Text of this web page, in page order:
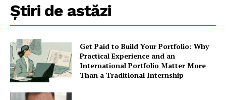
Știri de astăzi
Get Paid to Build Your Portfolio: Why
Practical Experience and an
International Portfolio Matter More
Than a Traditional Internship